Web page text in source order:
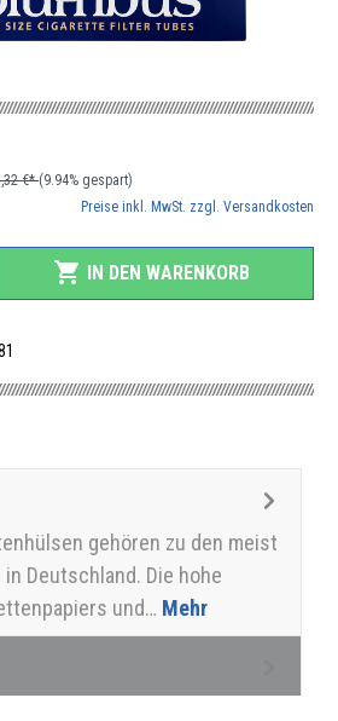
€*(9.94% gespart)
Preise inkl. MwSt. zzgl. Versandkosten
shopping_cart IN DEN WARENKORB
gehören zu den meist
Deutschland. Die hohe
und… Mehr